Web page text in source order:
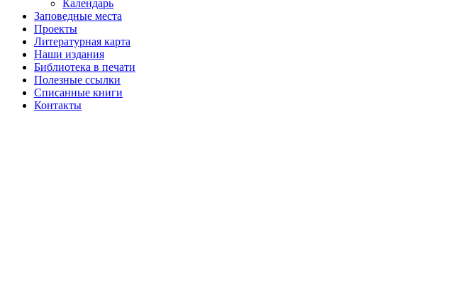
Календарь
Заповедные места
Проекты
Литературная карта
Наши издания
Библиотека в печати
Полезные ссылки
Списанные книги
Контакты